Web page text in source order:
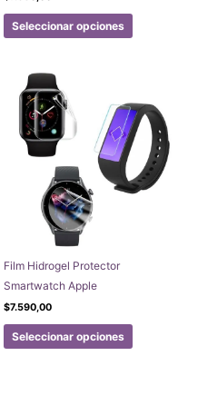
Seleccionar opciones
Este
producto
Las
opciones
pueden
elegir
Film Hidrogel Protector
Smartwatch Apple
$7.590,00
Seleccionar opciones
Este
producto